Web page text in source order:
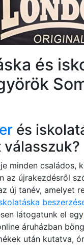
és
és
válasszuk?
minden családos,
az újrakezdésről
új tanév, amelyet
látogatunk el egy
áruházban
után kutatva,